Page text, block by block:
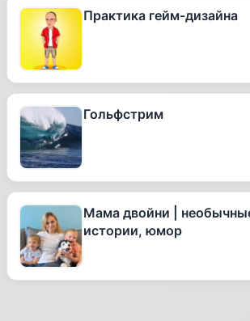
Практика гейм-дизайна
Гольфстрим
Мама двойни |
истории, юмор